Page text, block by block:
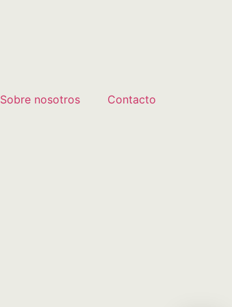
Sobre nosotros Contacto